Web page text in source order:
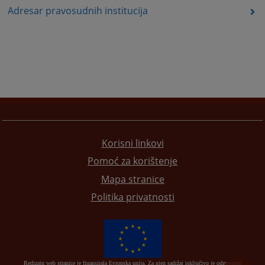
Adresar pravosudnih institucija
Korisni linkovi
Pomoć za korištenje
Mapa stranice
Politika privatnosti
Redizajn web stranice je finansirala Evropska unija. Za njen sadržaj isključivo je odgovorno